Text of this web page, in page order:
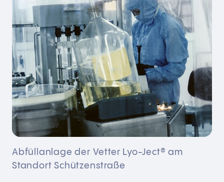
Abfüllanlage der Vetter Lyo-Ject® am
Standort Schützenstraße